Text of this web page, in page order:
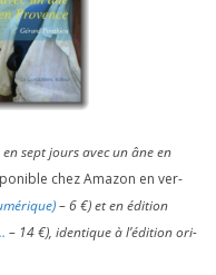
sept jours avec un âne en
chez Amazon en ver­
–6€) et en édi­tion
– 14€), iden­tique à l’é­di­tion ori­